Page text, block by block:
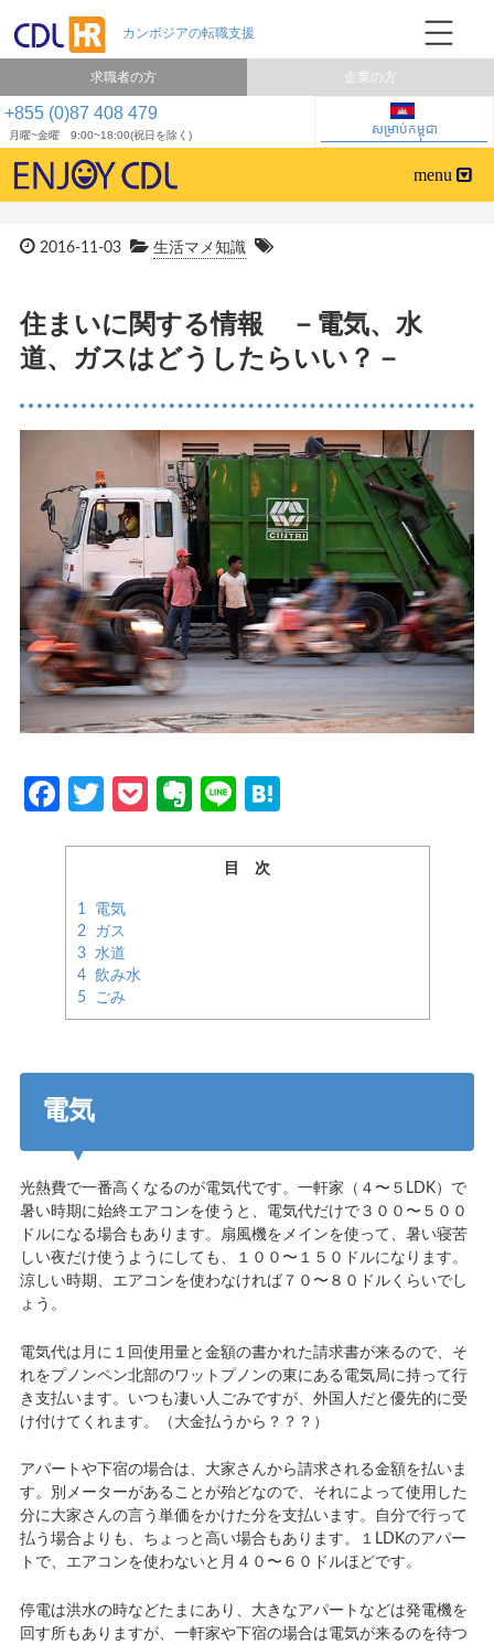
+855 (0)87 408 479
月曜~金曜 9:00~18:00(祝日を除く) សម្រាប់កម្ពុជា
求職者の方 企業の方
2016-11-03 生活マメ知識
住まいに関する情報 －電気、水
道、ガスはどうしたらいい？－
Facebook
Twitter
PocketEvernote
Line
目 次
1
電気
2
ガス
3
水道
4
飲み水
5
ごみ
電気
光熱費で一番高くなるのが電気代です。一軒家（４〜５LDK）で
暑い時期に始終エアコンを使うと、電気代だけで３００〜５００
ドルになる場合もあります。扇風機をメインを使って、暑い寝苦
しい夜だけ使うようにしても、１００〜１５０ドルになります。
涼しい時期、エアコンを使わなければ７０〜８０ドルくらいでし
ょう。
電気代は月に１回使用量と金額の書かれた請求書が来るので、そ
れをプノンペン北部のワットプノンの東にある電気局に持って行
き支払います。いつも凄い人ごみですが、外国人だと優先的に受
け付けてくれます。（大金払うから？？？）
アパートや下宿の場合は、大家さんから請求される金額を払いま
す。別メーターがあることが殆どなので、それによって使用した
分に大家さんの言う単価をかけた分を支払います。自分で行って
払う場合よりも、ちょっと高い場合もあります。１LDKのアパー
トで、エアコンを使わないと月４０〜６０ドルほどです。
停電は洪水の時などたまにあり、大きなアパートなどは発電機を
回す所もありますが、一軒家や下宿の場合は電気が来るのを待つ